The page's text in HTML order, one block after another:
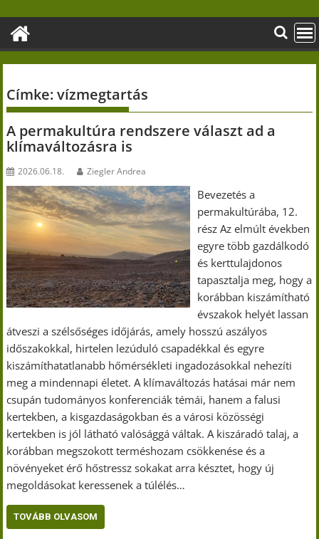
content
Címke:vízmegtartás
A permakultúra rendszere választ ad a
klímaváltozásra is
2026.06.18. Ziegler Andrea
Bevezetés a
permakultúrába, 12.
rész Az elmúlt években
egyre több gazdálkodó
és kerttulajdonos
tapasztalja meg, hogy a
korábban kiszámítható
évszakok helyét lassan
átveszi a szélsőséges időjárás, amely hosszú aszályos
időszakokkal, hirtelen lezúduló csapadékkal és egyre
kiszámíthatatlanabb hőmérsékleti ingadozásokkal nehezíti
meg a mindennapi életet. A klímaváltozás hatásai már nem
csupán tudományos konferenciák témái, hanem a falusi
kertekben, a kisgazdaságokban és a városi közösségi
kertekben is jól látható valósággá váltak. A kiszáradó talaj, a
korábban megszokott terméshozam csökkenése és a
növényeket érő hőstressz sokakat arra késztet, hogy új
megoldásokat keressenek a túlélés…
TOVÁBB OLVASOM